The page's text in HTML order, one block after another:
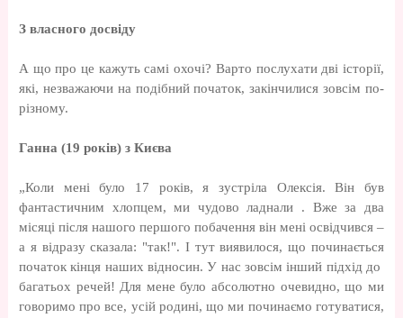
З власного досвіду
А що про це кажуть самі охочі? Варто послухати дві історії,
які, незважаючи на подібний початок, закінчилися зовсім по-
різному.
Ганна (19 років) з Києва
„Коли мені було 17 років, я зустріла Олексія. Він був
фантастичним хлопцем, ми чудово ладнали . Вже за два
місяці після нашого першого побачення він мені освідчився –
а я відразу сказала: "так!". І тут виявилося, що починається
початок кінця наших відносин. У нас зовсім інший підхід до
багатьох речей! Для мене було абсолютно очевидно, що ми
говоримо про все, усій родині, що ми починаємо готуватися,